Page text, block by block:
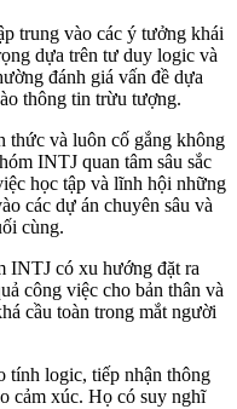
trung vào các ý tưởng khái
dựa trên tư duy logic và
đánh giá vấn đề dựa
thông tin trừu tượng.
​​thức và luôn cố gắng không
INTJ quan tâm sâu sắc
học tập và lĩnh hội những
các dự án chuyên sâu và
cùng.
INTJ có xu hướng đặt ra
công việc cho bản thân và
cầu toàn trong mắt người
tính logic, tiếp nhận thông
cảm xúc. Họ có suy nghĩ